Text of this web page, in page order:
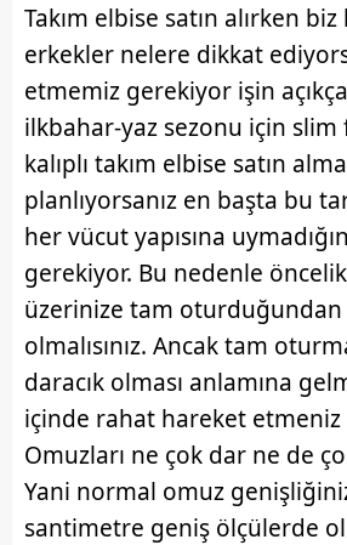
Takım elbise satın alırken
erkekler nelere dikkat
etmemiz gerekiyor işin
ilkbahar-yaz sezonu için
kalıplı takım elbise satın
planlıyorsanız en başta bu
her vücut yapısına
gerekiyor. Bu nedenle
üzerinize tam
olmalısınız. Ancak tam
daracık olması anlamına
içinde rahat hareket
Omuzları ne çok dar ne de
Yani normal omuz
santimetre geniş ölçülerde